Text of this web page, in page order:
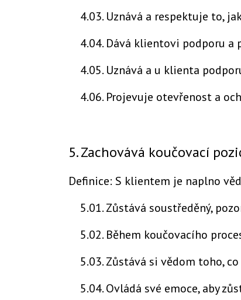
4.03. Uznává a respektuje to,
4.04. Dává klientovi podporu
4.05. Uznává a u klienta
4.06. Projevuje otevřenost a
5. Zachovává koučovací
Definice: S klientem je naplno
5.01. Zůstává soustředěný,
5.02. Během koučovacího
5.03. Zůstává si vědom toho,
5.04. Ovládá své emoce, aby